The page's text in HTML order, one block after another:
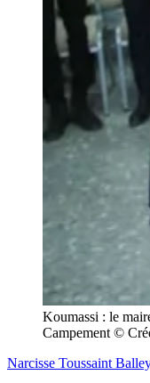
Koumassi : le
Campement ©
Narcisse Toussaint